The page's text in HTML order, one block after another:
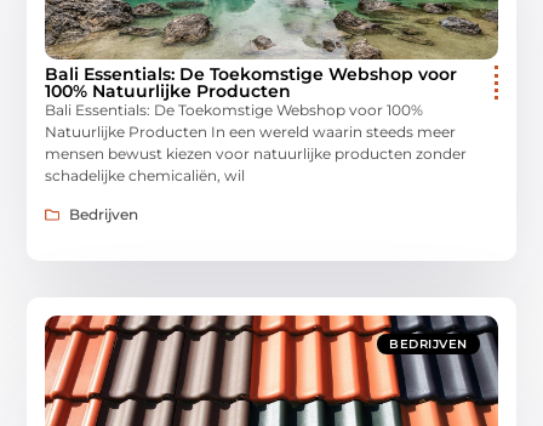
Bali Essentials: De Toekomstige Webshop voor
100% Natuurlijke Producten
Bali Essentials: De Toekomstige Webshop voor 100%
Natuurlijke Producten In een wereld waarin steeds meer
mensen bewust kiezen voor natuurlijke producten zonder
schadelijke chemicaliën, wil
Bedrijven
BEDRIJVEN